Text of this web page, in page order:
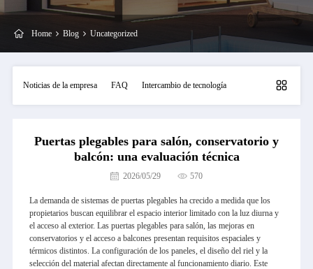
Home Blog Uncategorized
Noticias de la empresa FAQ Intercambio de tecnología
Puertas plegables para salón, conservatorio y
balcón: una evaluación técnica
2026/05/29 570
La demanda de sistemas de puertas plegables ha crecido a medida que los
propietarios buscan equilibrar el espacio interior limitado con la luz diurna y
el acceso al exterior. Las puertas plegables para salón, las mejoras en
conservatorios y el acceso a balcones presentan requisitos espaciales y
térmicos distintos. La configuración de los paneles, el diseño del riel y la
selección del material afectan directamente al funcionamiento diario. Este